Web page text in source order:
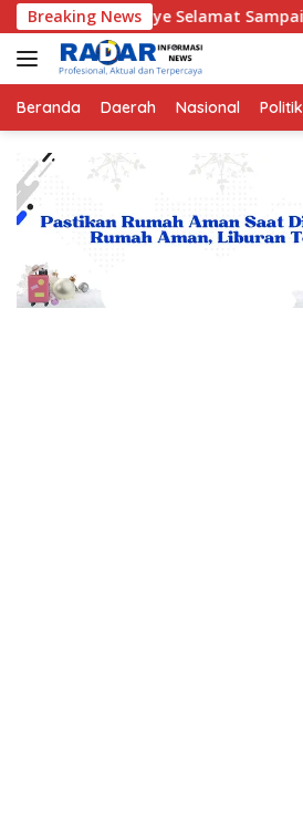
Langsung
ke
konten
Breaking News
Selamat Sampai Tujuan (SETUJU)
Beranda Daerah Nasional Politik